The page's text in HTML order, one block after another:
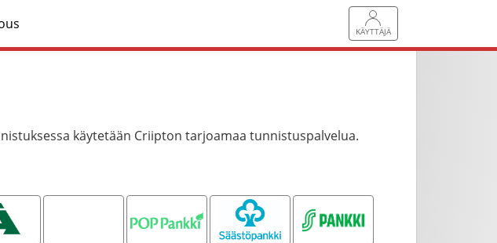
KÄYTTÄJÄ
käytetään Criipton tarjoamaa tunnistuspalvelua.
Säästöpankki S-pankki